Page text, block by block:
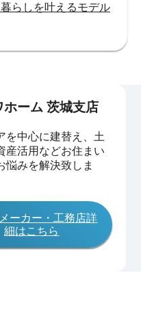
らしを叶えるモデル
ホーム 茨城支店
を中心に建替え、土
産活用などお住まい
悩みを解決致しま
ーカー・工務店詳
細はこちら